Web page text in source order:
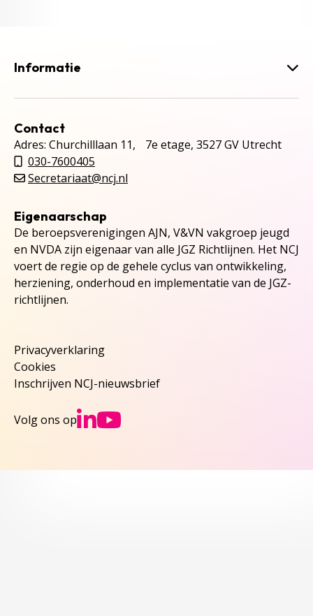
Informatie
Contact
Adres: Churchilllaan 11, 7e etage, 3527 GV Utrecht
030-7600405
Secretariaat@ncj.nl
Eigenaarschap
De beroepsverenigingen AJN, V&VN vakgroep jeugd
en NVDA zijn eigenaar van alle JGZ Richtlijnen. Het NCJ
voert de regie op de gehele cyclus van ontwikkeling,
herziening, onderhoud en implementatie van de JGZ-
richtlijnen.
Privacyverklaring
Cookies
Inschrijven NCJ-nieuwsbrief
Volg ons op Ga naar NCJs